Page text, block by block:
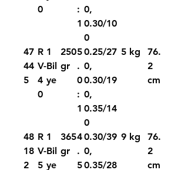
0
:
1
0,
0.30/10
0
47
44
5
R
V-
4
0
1
Bil
ye
250
gr
5
.
0
:
1
0.25/27
0,
0.30/19
0,
0.35/14
0
5 kg
76.
2
cm
48
18
2
R
V-
5
1
Bil
ye
365
gr
4
.
5
0.30/39
0,
0.35/28
9 kg
76.
2
cm